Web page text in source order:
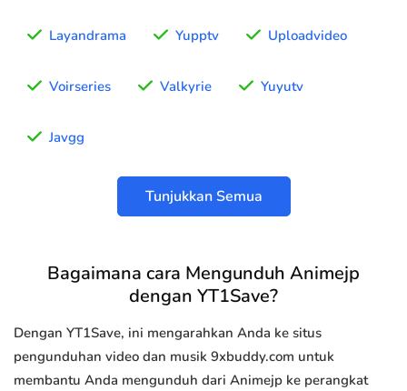
Layandrama Yupptv Uploadvideo
Voirseries Valkyrie Yuyutv
Javgg
Tunjukkan Semua
Bagaimana cara Mengunduh Animejp
dengan YT1Save?
Dengan YT1Save, ini mengarahkan Anda ke situs
pengunduhan video dan musik 9xbuddy.com untuk
membantu Anda mengunduh dari Animejp ke perangkat